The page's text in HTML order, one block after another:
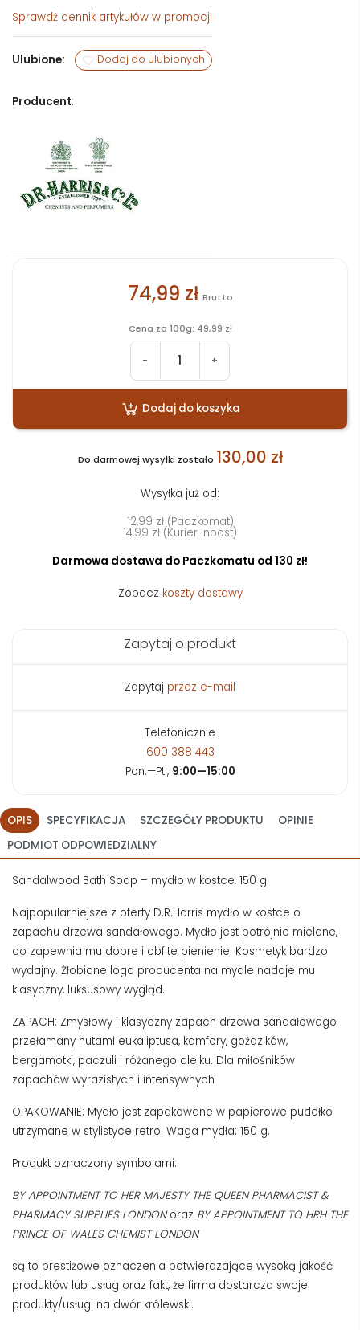
Sprawdź cennik artykułów w promocji
Ulubione: Dodaj do ulubionych
Producent:
74,99 zł Brutto
Cena za 100g: 49,99 zł
- +
Dodaj do koszyka
Do darmowej wysyłki zostało 130,00 zł
Wysyłka już od:
12,99 zł (Paczkomat)
14,99 zł (Kurier Inpost)
Darmowa dostawa do Paczkomatu od 130 zł!
Zobacz koszty dostawy
Zapytaj o produkt
Zapytaj przez e-mail
Telefonicznie
600 388 443
Pon.—Pt., 9:00—15:00
OPIS SPECYFIKACJA SZCZEGÓŁY PRODUKTU
OPINIE
PODMIOT ODPOWIEDZIALNY
Sandalwood Bath Soap – mydło w kostce, 150 g
Najpopularniejsze z oferty D.R.Harris mydło w kostce o
zapachu drzewa sandałowego. Mydło jest potrójnie mielone,
co zapewnia mu dobre i obfite pienienie. Kosmetyk bardzo
wydajny. Żłobione logo producenta na mydle nadaje mu
klasyczny, luksusowy wygląd.
ZAPACH: Zmysłowy i klasyczny zapach drzewa sandałowego
przełamany nutami eukaliptusa, kamfory, goździków,
bergamotki, paczuli i różanego olejku. Dla miłośników
zapachów wyrazistych i intensywnych
OPAKOWANIE: Mydło jest zapakowane w papierowe pudełko
utrzymane w stylistyce retro. Waga mydła: 150 g.
Produkt oznaczony symbolami:
BY APPOINTMENT TO HER MAJESTY THE QUEEN PHARMACIST &
PHARMACY SUPPLIES LONDONoraz BY APPOINTMENT TO HRH THE
PRINCE OF WALES CHEMIST LONDON
są to prestiżowe oznaczenia potwierdzające wysoką jakość
produktów lub usług oraz fakt, że firma dostarcza swoje
produkty/usługi na dwór królewski.